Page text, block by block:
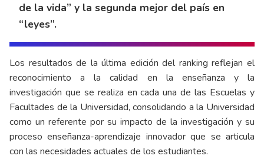
de la vida” y la segunda mejor del país en
“leyes”.
Los resultados de la última edición del ranking reflejan el
reconocimiento a la calidad en la enseñanza y la
investigación que se realiza en cada una de las Escuelas y
Facultades de la Universidad, consolidando a la Universidad
como un referente por su impacto de la investigación y su
proceso enseñanza-aprendizaje innovador que se articula
con las necesidades actuales de los estudiantes.